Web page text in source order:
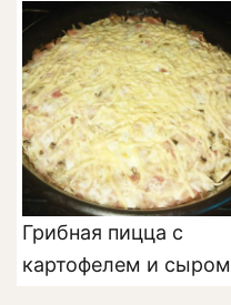
Грибная пицца с
картофелем и сыром